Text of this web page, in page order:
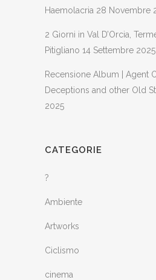
Haemolacria 28 Novembre
2 Giorni in Val D’Orcia,
Pitigliano 14 Settembre 2025
Recensione Album | Agent
Deceptions and other Old
2025
CATEGORIE
?
Ambiente
Artworks
Ciclismo
cinema